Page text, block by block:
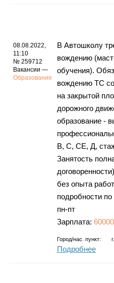
08.08.2022,
11:10
№ 259712
Вакансии —
Образование
В Автошколу
вождению
обучения).
вождению ТС
на закрытой
дорожного
образование -
В, С, СЕ, Д,
Занятость
без опыта
подробности
пн-пт
Зарплата:
Город/нас. пункт: г.
Подробнее